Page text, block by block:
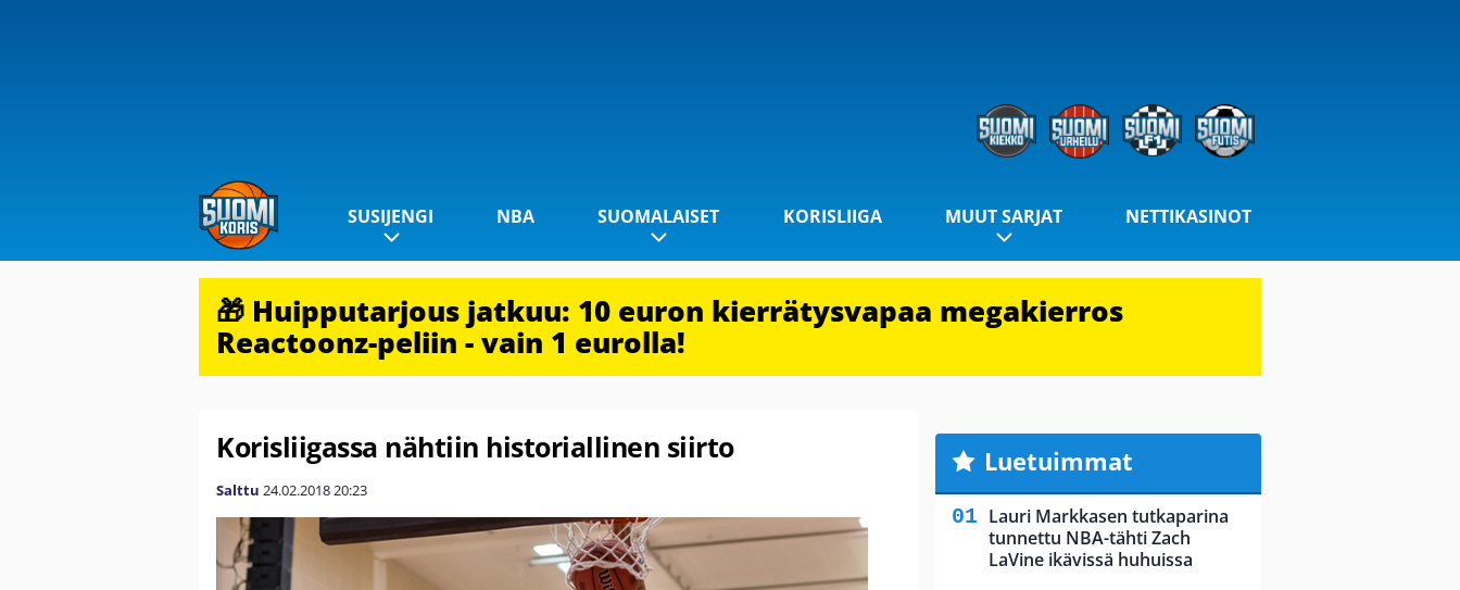
SUSIJENGI NBA SUOMALAISET KORISLIIGA MUUT SARJAT NETTIKASINOT
🎁 Huipputarjous jatkuu: 10 euron kierrätysvapaa megakierros
Reactoonz-peliin - vain 1 eurolla!
Korisliigassa nähtiin historiallinen siirto
Salttu 24.02.201820:23
Luetuimmat
Lauri Markkasen tutkaparina
tunnettu NBA-tähti Zach
LaVine ikävissä huhuissa